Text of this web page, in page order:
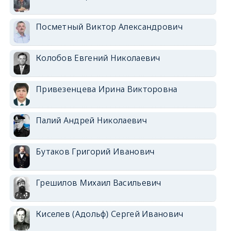
Посметный Виктор Александрович
Колобов Евгений Николаевич
Привезенцева Ирина Викторовна
Палий Андрей Николаевич
Бутаков Григорий Иванович
Грешилов Михаил Васильевич
Киселев (Адольф) Сергей Иванович